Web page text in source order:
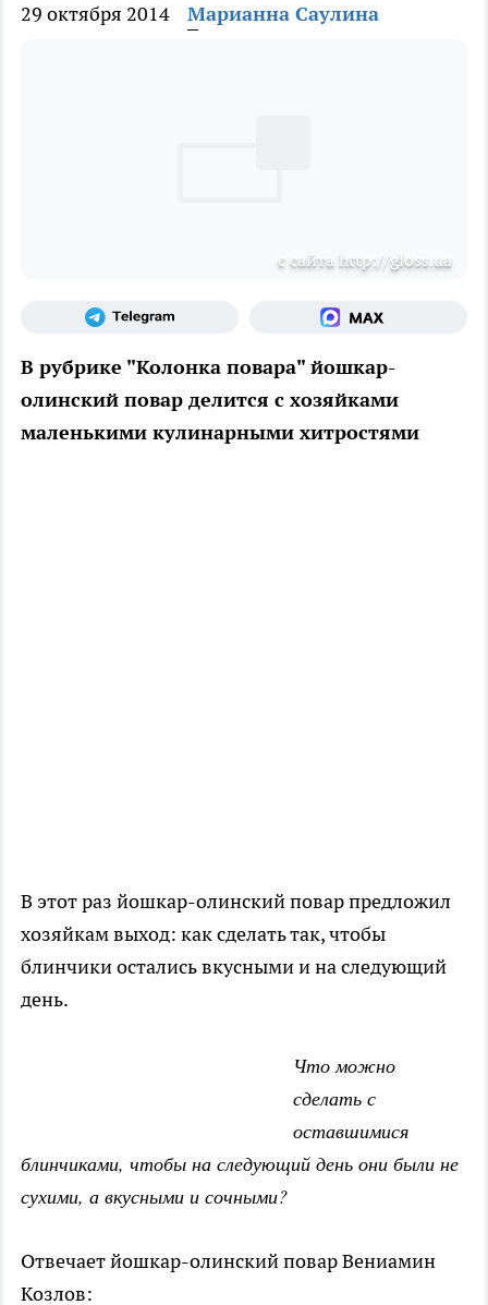
29 октября 2014 Марианна Саулина
с сайта http://gloss.ua
В рубрике "Колонка повара" йошкар-
олинский повар делится с хозяйками
маленькими кулинарными хитростями
В этот раз йошкар-олинский повар предложил
хозяйкам выход: как сделать так, чтобы
блинчики остались вкусными и на следующий
день.
Что можно
сделать с
оставшимися
блинчиками, чтобы на следующий день они были не
сухими, а вкусными и сочными?
Отвечает йошкар-олинский повар Вениамин
Козлов: